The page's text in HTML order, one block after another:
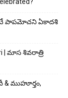
పాపమోచని ఏకాదశి
| మాస శివరాత్రి
& ముహూర్తం,